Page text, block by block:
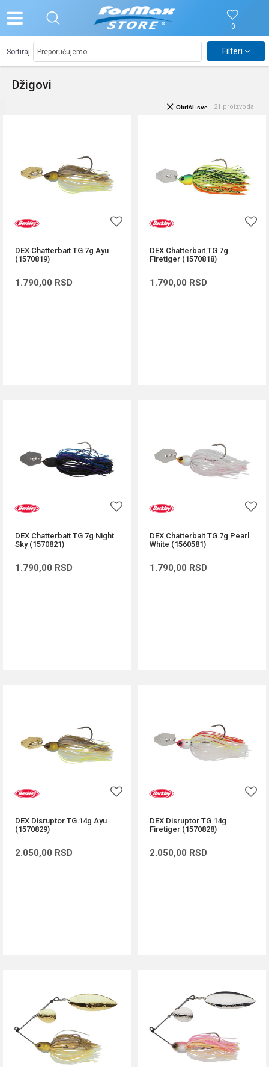
0
Džigovi
Sortiraj Filteri
21 proizvoda
Obriši sve
DEX Chatterbait TG 7g Ayu
(1570819)
1.790,00 RSD
DEX Chatterbait TG 7g
Firetiger (1570818)
1.790,00 RSD
DEX Chatterbait TG 7g Night
Sky (1570821)
1.790,00 RSD
DEX Chatterbait TG 7g Pearl
White (1560581)
1.790,00 RSD
DEX Disruptor TG 14g Ayu
(1570829)
2.050,00 RSD
DEX Disruptor TG 14g
Firetiger (1570828)
2.050,00 RSD